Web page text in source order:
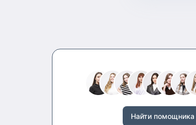
Найти помощника